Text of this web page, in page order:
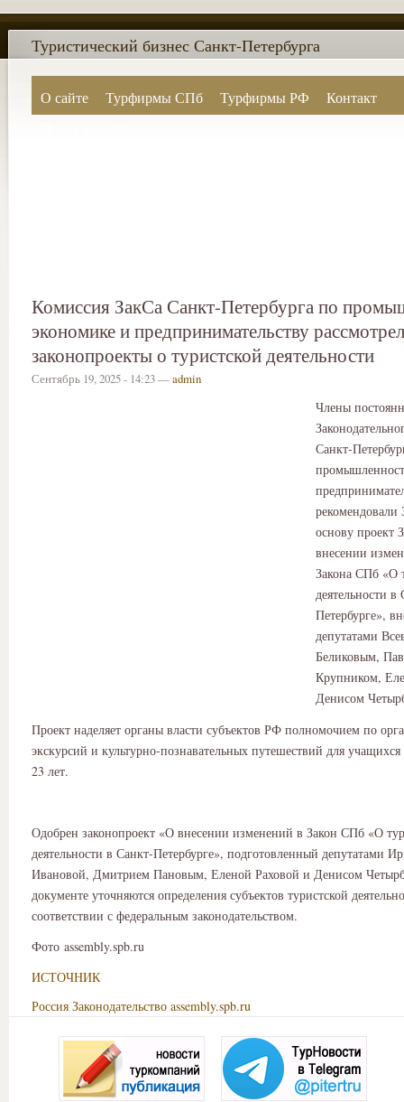
О сайте Турфирмы СПб Турфирмы РФ
Контакт
Туристический бизнес Санкт-Петербурга
Комиссия ЗакСа Санкт-Петербурга по
экономике и предпринимательству
законопроекты о туристской деятельности
Сентябрь 19, 2025 - 14:23 —admin
Члены
Санкт-
рекомендовали
основу проект
внесении
Закона СПб «О
деятельности в
Петербурге»,
депутатами
Беликовым,
Крупником,
Денисом
Проект наделяет органы власти субъектов РФ полномочием по
экскурсий и культурно-познавательных путешествий для учащихся
23 лет.
Одобрен законопроект «О внесении изменений в Закон СПб «О
деятельности в Санкт-Петербурге», подготовленный депутатами
Ивановой, Дмитрием Пановым, Еленой Раховой и Денисом
документе уточняются определения субъектов туристской
соответствии с федеральным законодательством.
Фото assembly.spb.ru
ИСТОЧНИК
Россия Законодательство assembly.spb.ru